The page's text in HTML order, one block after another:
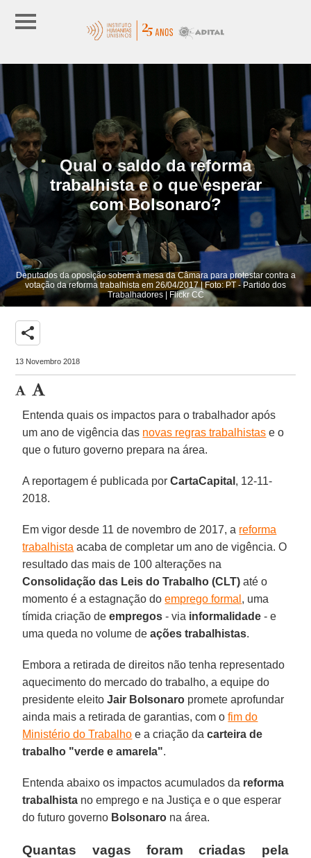
Qual o saldo da reforma
trabalhista e o que esperar
com Bolsonaro?
Deputados da oposição sobem à mesa da Câmara para protestar contra a
votação da reforma trabalhista em 26/04/2017 | Foto: PT - Partido dos
Trabalhadores | Flickr CC
share
13 Novembro 2018
Entenda quais os impactos para o trabalhador após
um ano de vigência das novas regras trabalhistas e o
que o futuro governo prepara na área.
A reportagem é publicada porCartaCapital , 12-11-
2018.
Em vigor desde 11 de novembro de 2017, a reforma
trabalhista acaba de completar um ano de vigência. O
resultado das mais de 100 alterações na
Consolidação das Leis do Trabalho (CLT) até o
momento é a estagnação doemprego formal , uma
tímida criação deempregos - via informalidade - e
uma queda no volume deações trabalhistas.
Embora a retirada de direitos não tenha representado
aquecimento do mercado do trabalho, a equipe do
presidente eleitoJair Bolsonaro promete aprofundar
ainda mais a retirada de garantias, com ofim do
Ministério do Trabalho e a criação dacarteira de
trabalho "verde e amarela".
Entenda abaixo os impactos acumulados da reforma
trabalhista no emprego e na Justiça e o que esperar
do futuro governo Bolsonaro na área.
Quantas vagas foram criadas pela